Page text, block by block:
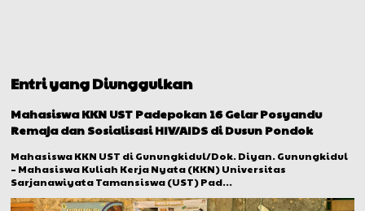
Entri yang Diunggulkan
Mahasiswa KKN UST Padepokan 16 Gelar Posyandu
Remaja dan Sosialisasi HIV/AIDS di Dusun Pondok
Mahasiswa KKN UST di Gunungkidul/Dok. Diyan. Gunungkidul
– Mahasiswa Kuliah Kerja Nyata (KKN) Universitas
Sarjanawiyata Tamansiswa (UST) Pad...